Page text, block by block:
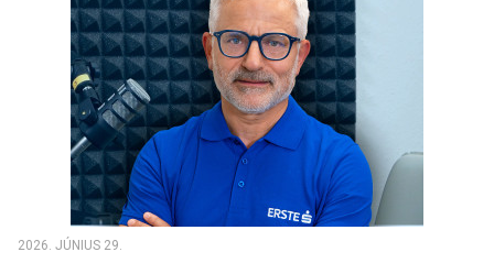
2026. JÚNIUS 29.